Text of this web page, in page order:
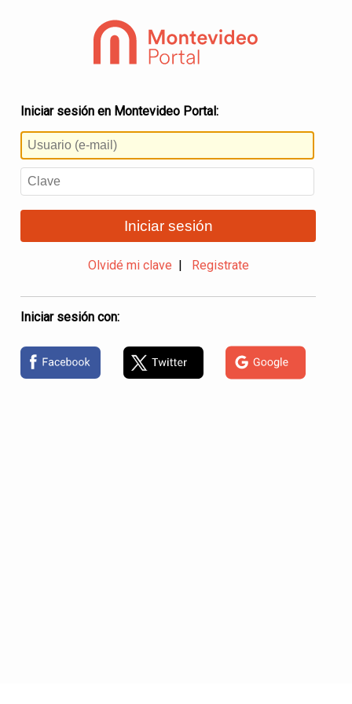
Iniciar sesión en Montevideo Portal:
Iniciar sesión
Olvidé mi clave Registrate
Iniciar sesión con: